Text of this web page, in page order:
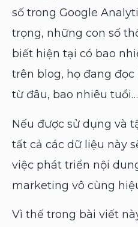
số trong Google
trọng, những con số
biết hiện tại có bao
trên blog, họ đang đọc
từ đâu, bao nhiêu tuổi…
Nếu được sử dụng và
tất cả các dữ liệu này
việc phát triển nội
marketing vô cùng
Vì thế trong bài viết